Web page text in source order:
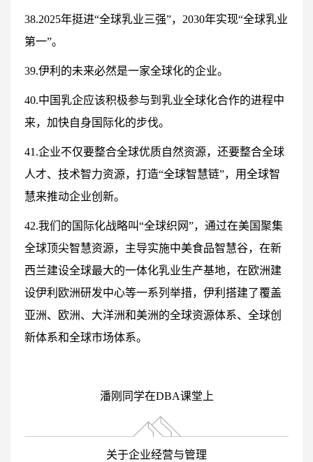
38.2025年挺进“全球乳业三强”，2030年实现“全球乳业
第一”。
39.伊利的未来必然是一家全球化的企业。
40.中国乳企应该积极参与到乳业全球化合作的进程中
来，加快自身国际化的步伐。
41.企业不仅要整合全球优质自然资源，还要整合全球
人才、技术智力资源，打造“全球智慧链”，用全球智
慧来推动企业创新。
42.我们的国际化战略叫“全球织网”，通过在美国聚集
全球顶尖智慧资源，主导实施中美食品智慧谷，在新
西兰建设全球最大的一体化乳业生产基地，在欧洲建
设伊利欧洲研发中心等一系列举措，伊利搭建了覆盖
亚洲、欧洲、大洋洲和美洲的全球资源体系、全球创
新体系和全球市场体系。
潘刚同学在DBA课堂上
关于企业经营与管理